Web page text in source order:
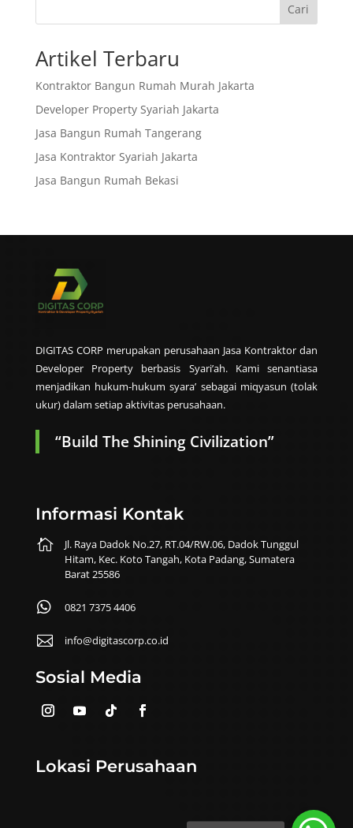
Cari
Artikel Terbaru
Kontraktor Bangun Rumah Murah Jakarta
Developer Property Syariah Jakarta
Jasa Bangun Rumah Tangerang
Jasa Kontraktor Syariah Jakarta
Jasa Bangun Rumah Bekasi
DIGITAS CORP merupakan perusahaan Jasa Kontraktor dan
Developer Property berbasis Syari’ah. Kami senantiasa
menjadikan hukum-hukum syara’ sebagai miqyasun (tolak
ukur) dalam setiap aktivitas perusahaan.
“Build The Shining Civilization”
Informasi Kontak

Jl. Raya Dadok No.27, RT.04/RW.06, Dadok Tunggul
Hitam, Kec. Koto Tangah, Kota Padang, Sumatera
Barat 25586
 0821 7375 4406
 info@digitascorp.co.id
Sosial Media
Lokasi Perusahaan